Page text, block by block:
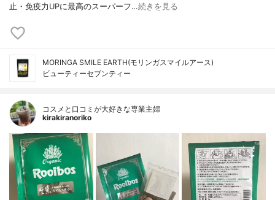
止・免疫力UPに最高のスーパーフ…続きを見る
MORINGA SMILE EARTH(モリンガスマイルアース)
ビューティーセブンティー
コスメと口コミが大好きな専業主婦
kirakiranoriko